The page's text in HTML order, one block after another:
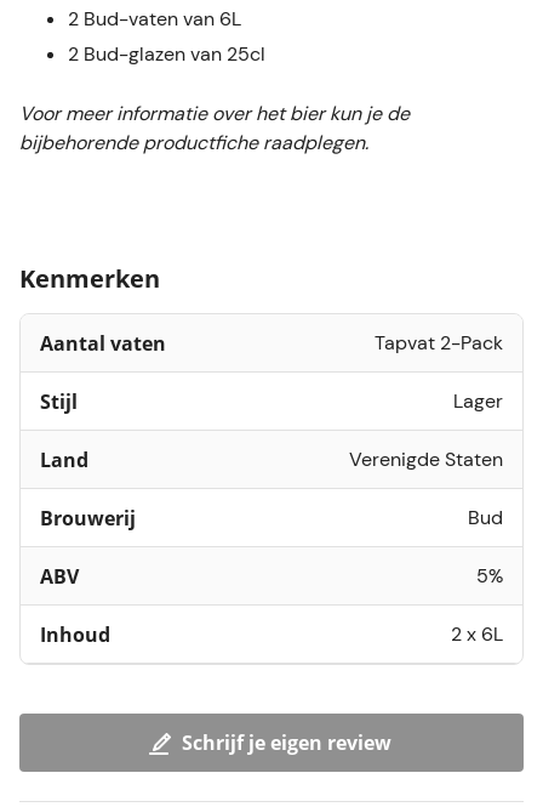
2 Bud-vaten van 6L
2 Bud-glazen van 25cl
Voor meer informatie over het bier kun je de
bijbehorende productfiche raadplegen.
Kenmerken
Aantal vaten Tapvat 2-Pack
Stijl Lager
Land Verenigde Staten
Brouwerij Bud
ABV 5%
Inhoud 2 x 6L
Schrijf je eigen review